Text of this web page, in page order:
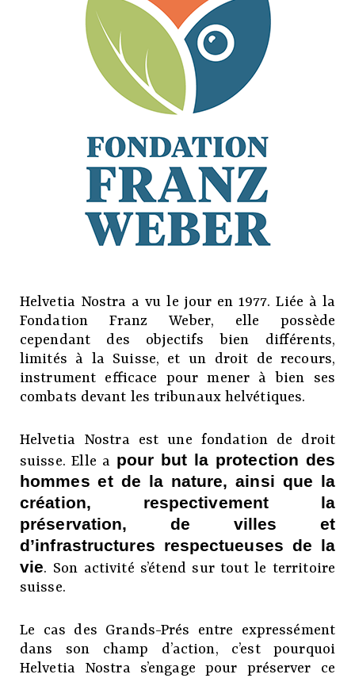
Helvetia Nostra a vu le jour en 1977. Liée à la
Fondation Franz Weber, elle possède
cependant des objectifs bien différents,
limités à la Suisse, et un droit de recours,
instrument efficace pour mener à bien ses
combats devant les tribunaux helvétiques.
Helvetia Nostra est une fondation de droit
suisse. Elle a pour but la protection des
hommes et de la nature, ainsi que la
création, respectivement la
préservation, de villes et
d’infrastructures respectueuses de la
vie. Son activité s’étend sur tout le territoire
suisse.
Le cas des Grands-Prés entre expressément
dans son champ d’action, c’est pourquoi
Helvetia Nostra s’engage pour préserver ce